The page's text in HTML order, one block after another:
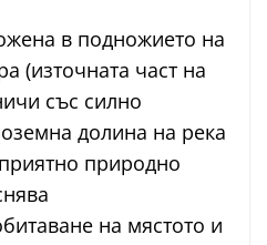
в подножието на
(източната част на
със силно
долина на река
природно
на мястото и